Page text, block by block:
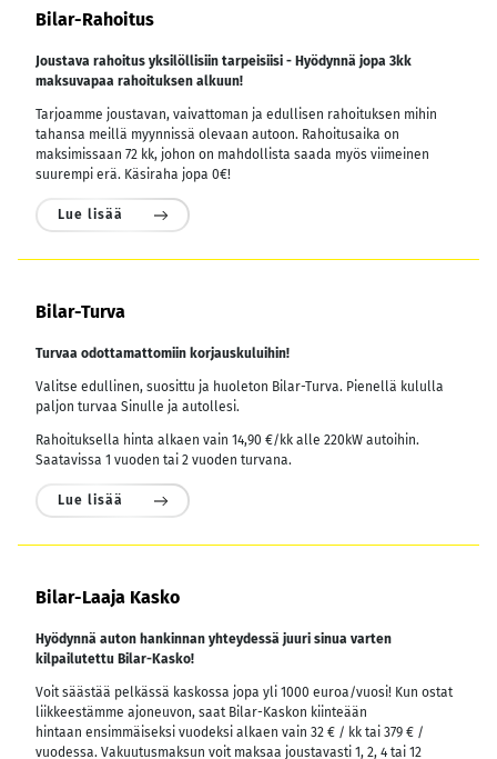
Bilar-Rahoitus
Joustava rahoitus yksilöllisiin tarpeisiisi - Hyödynnä jopa 3kk
maksuvapaa rahoituksen alkuun!
Tarjoamme joustavan, vaivattoman ja edullisen rahoituksen mihin
tahansa meillä myynnissä olevaan autoon. Rahoitusaika on
maksimissaan 72 kk, johon on mahdollista saada myös viimeinen
suurempi erä. Käsiraha jopa 0€!
Lue lisää
Bilar-Turva
Turvaa odottamattomiin korjauskuluihin!
Valitse edullinen, suosittu ja huoleton Bilar-Turva. Pienellä kululla
paljon turvaa Sinulle ja autollesi.
Rahoituksella hinta alkaen vain 14,90 €/kk alle 220kW autoihin.
Saatavissa 1 vuoden tai 2 vuoden turvana.
Lue lisää
Bilar-Laaja Kasko
Hyödynnä auton hankinnan yhteydessä juuri sinua varten
kilpailutettu Bilar-Kasko!
Voit säästää pelkässä kaskossa jopa yli 1000 euroa/vuosi! Kun ostat
liikkeestämme ajoneuvon, saat Bilar-Kaskon kiinteään
hintaan ensimmäiseksi vuodeksi alkaen vain 32 € / kk tai 379 € /
vuodessa. Vakuutusmaksun voit maksaa joustavasti 1, 2, 4 tai 12